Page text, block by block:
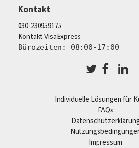
Kontakt
030-230959175
Kontakt VisaExpress
Bürozeiten: 08:00-17:00
Individuelle Lösungen für
FAQs
Datenschutzerklärung
Impressum